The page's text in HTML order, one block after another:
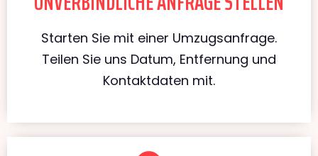
Starten Sie mit einer Umzugsanfrage.
Teilen Sie uns Datum, Entfernung und
Kontaktdaten mit.